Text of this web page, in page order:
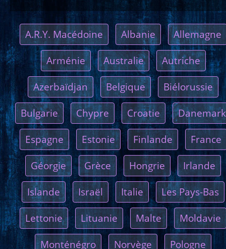
A.R.Y. Macédoine Albanie Allemagne
Arménie Australie Autriche
Azerbaïdjan Belgique Biélorussie
Bulgarie Chypre Croatie Danemark
Espagne Estonie Finlande France
Géorgie Grèce Hongrie Irlande
Islande Israël Italie Les Pays-Bas
Lettonie Lituanie Malte Moldavie
Monténégro Norvège Pologne